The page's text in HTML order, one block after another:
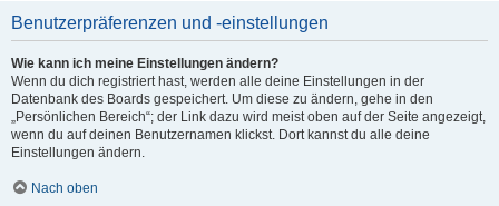
Benutzerpräferenzen und -einstellungen
Wie kann ich meine Einstellungen ändern?
Wenn du dich registriert hast, werden alle deine Einstellungen in der
Datenbank des Boards gespeichert. Um diese zu ändern, gehe in den
„Persönlichen Bereich“; der Link dazu wird meist oben auf der Seite angezeigt,
wenn du auf deinen Benutzernamen klickst. Dort kannst du alle deine
Einstellungen ändern.
Nach oben